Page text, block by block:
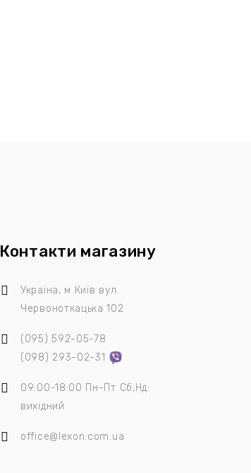
Контакти магазину
Україна, м Київ вул.
Червоноткацька 102
(095) 592-05-78
(098) 293-02-31
09:00-18:00 Пн-Пт Сб,Нд:
вихідний
office@lexon.com.ua